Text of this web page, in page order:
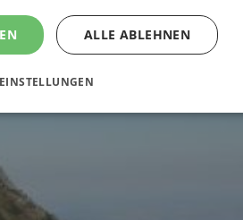
ALLE ABLEHNEN
EINSTELLUNGEN